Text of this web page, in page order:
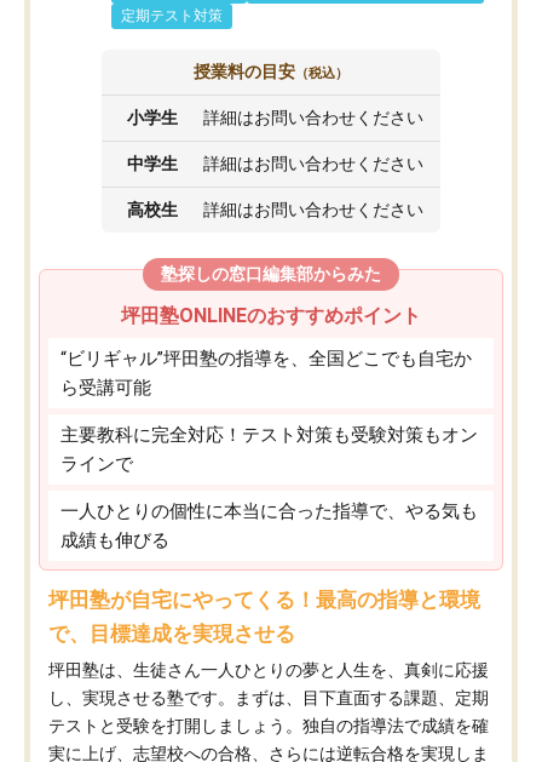
定期テスト対策
授業料の目安 （税込）
小学生 詳細はお問い合わせください
中学生 詳細はお問い合わせください
高校生 詳細はお問い合わせください
塾探しの窓口編集部からみた
坪田塾ONLINEのおすすめポイント
“ビリギャル”坪田塾の指導を、全国どこでも自宅か
ら受講可能
主要教科に完全対応！テスト対策も受験対策もオン
ラインで
一人ひとりの個性に本当に合った指導で、やる気も
成績も伸びる
坪田塾が自宅にやってくる！最高の指導と環境
で、目標達成を実現させる
坪田塾は、生徒さん一人ひとりの夢と人生を、真剣に応援
し、実現させる塾です。まずは、目下直面する課題、定期
テストと受験を打開しましょう。独自の指導法で成績を確
実に上げ、志望校への合格、さらには逆転合格を実現しま